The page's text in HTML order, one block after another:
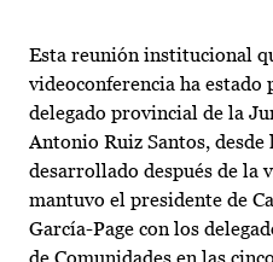
Esta reunión institucional
videoconferencia ha
delegado provincial de la
Antonio Ruiz Santos, desde
desarrollado después de la
mantuvo el presidente de
García-Page con los